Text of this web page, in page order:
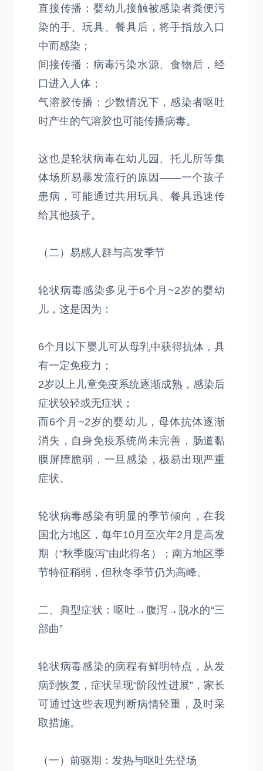
直接传播：婴幼儿接触被感染者粪便污
染的手、玩具、餐具后，将手指放入口
中而感染；
间接传播：病毒污染水源、食物后，经
口进入人体；
气溶胶传播：少数情况下，感染者呕吐
时产生的气溶胶也可能传播病毒。
这也是轮状病毒在幼儿园、托儿所等集
体场所易暴发流行的原因——一个孩子
患病，可能通过共用玩具、餐具迅速传
给其他孩子。
（二）易感人群与高发季节
轮状病毒感染多见于6个月~2岁的婴幼
儿，这是因为：
6个月以下婴儿可从母乳中获得抗体，具
有一定免疫力；
2岁以上儿童免疫系统逐渐成熟，感染后
症状较轻或无症状；
而6个月~2岁的婴幼儿，母体抗体逐渐
消失，自身免疫系统尚未完善，肠道黏
膜屏障脆弱，一旦感染，极易出现严重
症状。
轮状病毒感染有明显的季节倾向，在我
国北方地区，每年10月至次年2月是高发
期（“秋季腹泻”由此得名）；南方地区季
节特征稍弱，但秋冬季节仍为高峰。
二、典型症状：呕吐→腹泻→脱水的“三
部曲”
轮状病毒感染的病程有鲜明特点，从发
病到恢复，症状呈现“阶段性进展”，家长
可通过这些表现判断病情轻重，及时采
取措施。
（一）前驱期：发热与呕吐先登场